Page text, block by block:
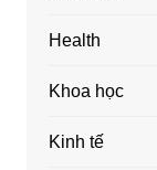
Health
Khoa học
Kinh tế